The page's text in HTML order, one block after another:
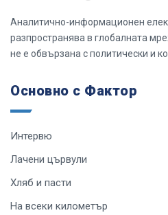
Аналитично-информационен
разпространява в глобалната
не е обвързана с политически и
Основно с Фактор
Интервю
Лачени цървули
Хляб и пасти
На всеки километър